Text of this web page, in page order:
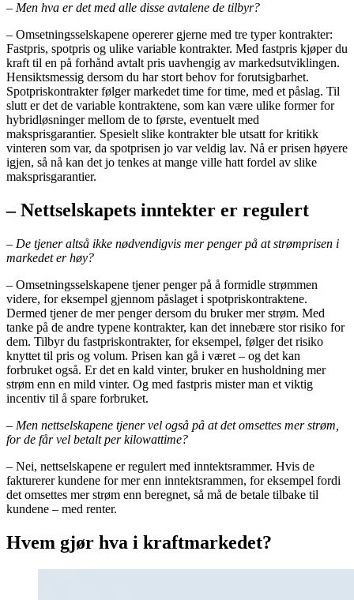
– Men hva er det med alle disse avtalene de tilbyr?
– Omsetningsselskapene opererer gjerne med tre typer kontrakter:
Fastpris, spotpris og ulike variable kontrakter. Med fastpris kjøper du
kraft til en på forhånd avtalt pris uavhengig av markedsutviklingen.
Hensiktsmessig dersom du har stort behov for forutsigbarhet.
Spotpriskontrakter følger markedet time for time, med et påslag. Til
slutt er det de variable kontraktene, som kan være ulike former for
hybridløsninger mellom de to første, eventuelt med
maksprisgarantier. Spesielt slike kontrakter ble utsatt for kritikk
vinteren som var, da spotprisen jo var veldig lav. Nå er prisen høyere
igjen, så nå kan det jo tenkes at mange ville hatt fordel av slike
maksprisgarantier.
– Nettselskapets inntekter er regulert
– De tjener altså ikke nødvendigvis mer penger på at strømprisen i
markedet er høy?
– Omsetningsselskapene tjener penger på å formidle strømmen
videre, for eksempel gjennom påslaget i spotpriskontraktene.
Dermed tjener de mer penger dersom du bruker mer strøm. Med
tanke på de andre typene kontrakter, kan det innebære stor risiko for
dem. Tilbyr du fastpriskontrakter, for eksempel, følger det risiko
knyttet til pris og volum. Prisen kan gå i været – og det kan
forbruket også. Er det en kald vinter, bruker en husholdning mer
strøm enn en mild vinter. Og med fastpris mister man et viktig
incentiv til å spare forbruket.
– Men nettselskapene tjener vel også på at det omsettes mer strøm,
for de får vel betalt per kilowattime?
– Nei, nettselskapene er regulert med inntektsrammer. Hvis de
fakturerer kundene for mer enn inntektsrammen, for eksempel fordi
det omsettes mer strøm enn beregnet, så må de betale tilbake til
kundene – med renter.
Hvem gjør hva i kraftmarkedet?